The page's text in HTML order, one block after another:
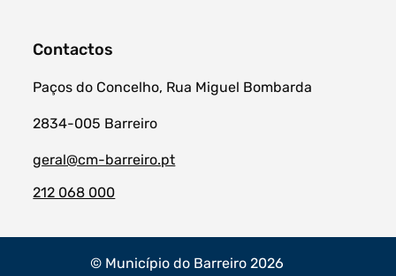
Contactos
Paços do Concelho, Rua Miguel Bombarda
2834-005 Barreiro
geral@cm-barreiro.pt
212 068 000
© Município do Barreiro 2026